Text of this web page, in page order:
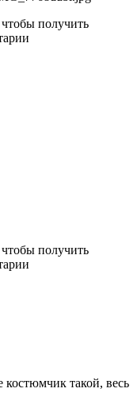
чтобы получить
чтобы получить
костюмчик такой, весь